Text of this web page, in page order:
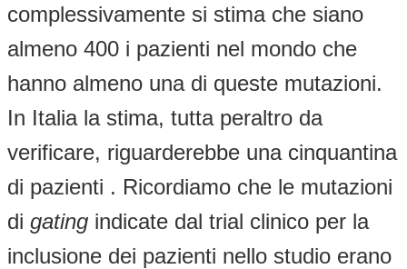
complessivamente si stima che siano
almeno 400 i pazienti nel mondo che
hanno almeno una di queste mutazioni.
In Italia la stima, tutta peraltro da
verificare, riguarderebbe una cinquantina
di pazienti . Ricordiamo che le mutazioni
di gating indicate dal trial clinico per la
inclusione dei pazienti nello studio erano